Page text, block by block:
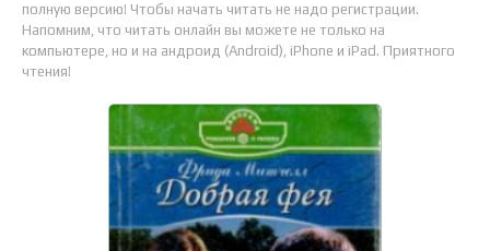
полную версию! Чтобы начать читать не надо регистрации.
Напомним, что читать онлайн вы можете не только на
компьютере, но и на андроид (Android), iPhone и iPad. Приятного
чтения!